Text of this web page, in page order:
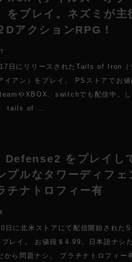
をプレイ。ネズミが主
DアクションRPG！
日にリリースされたTails of Iron（
イアン）をプレイ。 PSストアでお値
やXBOX、switchでも配信中。し
tails of …
Defense2 をプレイし
プルなタワーディフェ
チナトロフィー有
日に北米ストアにて配信開始された
レイ。 お値段＄4.99。日本語ナシ
から問題ナシ。 プラチナトロフィー